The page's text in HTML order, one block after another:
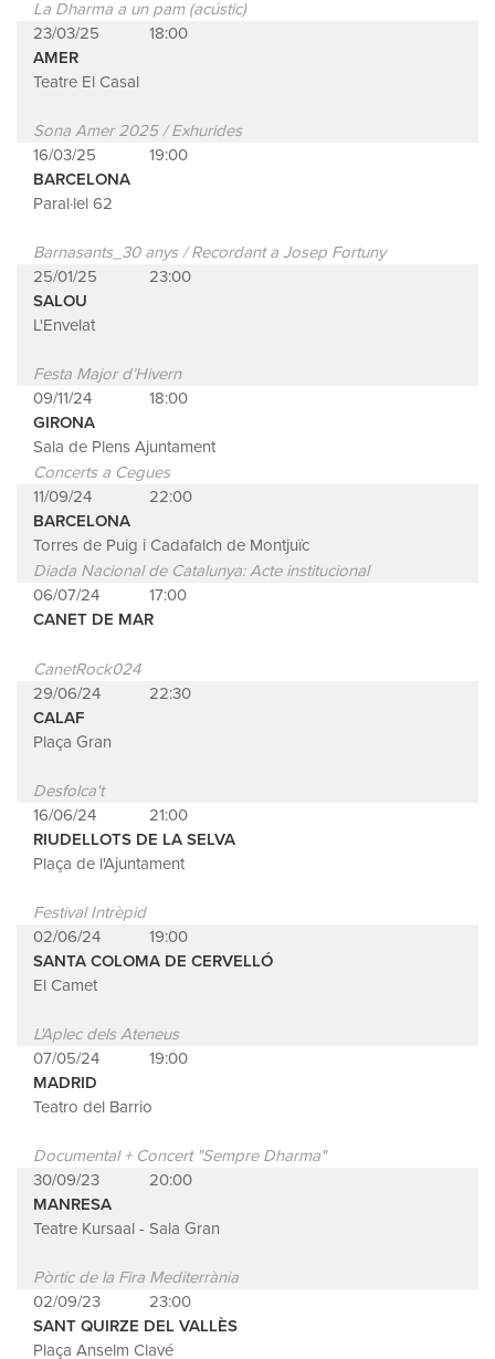
La Dharma a un pam (acústic)
23/03/25
18:00
AMER
Teatre El Casal
Sona Amer 2025 / Exhurides
16/03/25
19:00
BARCELONA
Paral·lel 62
Barnasants_30 anys / Recordant a Josep Fortuny
25/01/25
23:00
SALOU
L'Envelat
Festa Major d’Hivern
09/11/24
18:00
GIRONA
Sala de Plens Ajuntament
Concerts a Cegues
11/09/24
22:00
BARCELONA
Torres de Puig i Cadafalch de Montjuïc
Diada Nacional de Catalunya: Acte institucional
06/07/24
17:00
CANET DE MAR
CanetRock024
29/06/24
22:30
CALAF
Plaça Gran
Desfolca't
16/06/24
21:00
RIUDELLOTS DE LA SELVA
Plaça de l'Ajuntament
Festival Intrèpid
02/06/24
19:00
SANTA COLOMA DE CERVELLÓ
El Camet
L'Aplec dels Ateneus
07/05/24
19:00
MADRID
Teatro del Barrio
Documental + Concert "Sempre Dharma"
30/09/23
20:00
MANRESA
Teatre Kursaal - Sala Gran
Pòrtic de la Fira Mediterrània
02/09/23
23:00
SANT QUIRZE DEL VALLÈS
Plaça Anselm Clavé